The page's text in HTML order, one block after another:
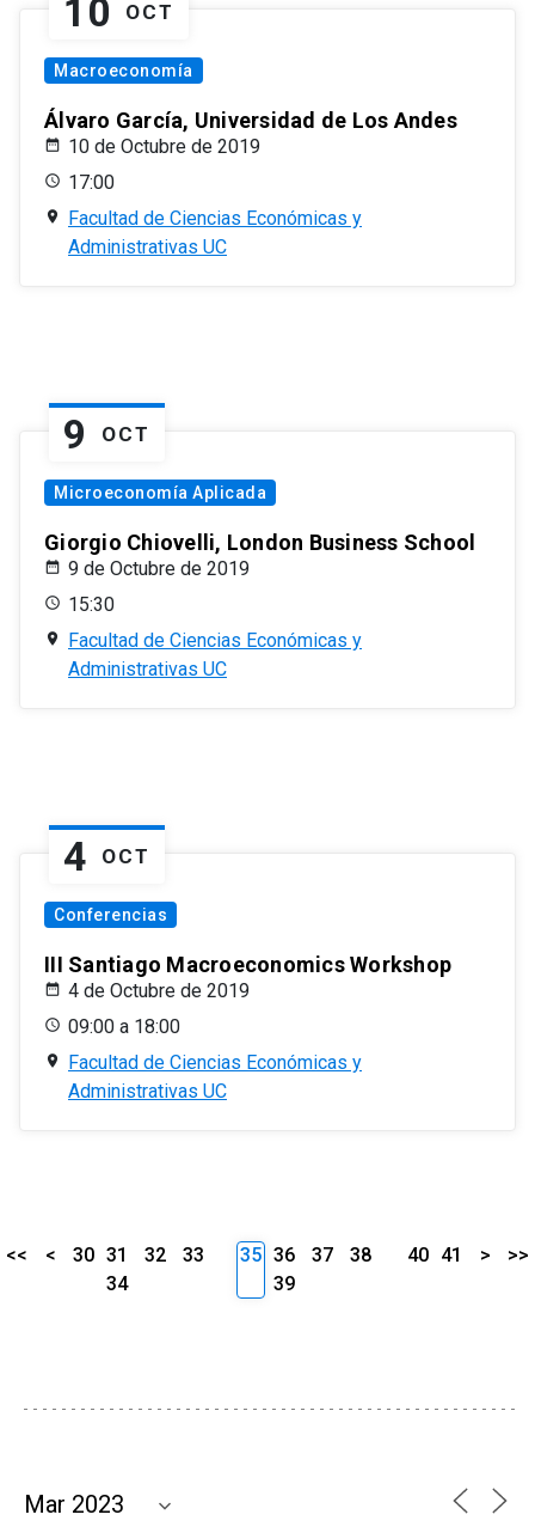
10 OCT
Macroeconomía
Álvaro García, Universidad de Los Andes
10 de Octubre de 2019
17:00
Facultad de Ciencias Económicas y
Administrativas UC
9 OCT
Microeconomía Aplicada
Giorgio Chiovelli, London Business School
9 de Octubre de 2019
15:30
Facultad de Ciencias Económicas y
Administrativas UC
4 OCT
Conferencias
III Santiago Macroeconomics Workshop
4 de Octubre de 2019
09:00 a 18:00
Facultad de Ciencias Económicas y
Administrativas UC
<< < 30 31 32
33
34
35 36 37
38
39
40 41 > >>